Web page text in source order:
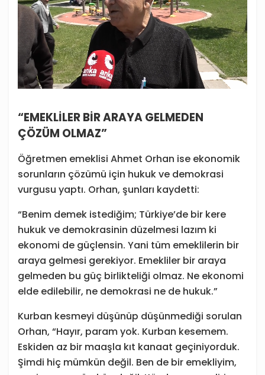
“EMEKLİLER BİR ARAYA GELMEDEN
ÇÖZÜM OLMAZ”
Öğretmen emeklisi Ahmet Orhan ise ekonomik
sorunların çözümü için hukuk ve demokrasi
vurgusu yaptı. Orhan, şunları kaydetti:
“Benim demek istediğim; Türkiye’de bir kere
hukuk ve demokrasinin düzelmesi lazım ki
ekonomi de güçlensin. Yani tüm emeklilerin bir
araya gelmesi gerekiyor. Emekliler bir araya
gelmeden bu güç birlikteliği olmaz. Ne ekonomi
elde edilebilir, ne demokrasi ne de hukuk.”
Kurban kesmeyi düşünüp düşünmediği sorulan
Orhan, “Hayır, param yok. Kurban kesemem.
Eskiden az bir maaşla kıt kanaat geçiniyorduk.
Şimdi hiç mümkün değil. Ben de bir emekliyim,